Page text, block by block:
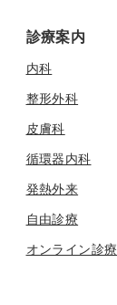
診療案内
内科
整形外科
皮膚科
循環器内科
発熱外来
自由診療
オンライン診療